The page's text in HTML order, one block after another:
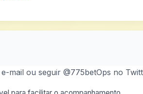
mail ou seguir @775betOps no